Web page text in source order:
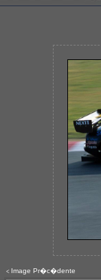
< Image Pr�c�dente